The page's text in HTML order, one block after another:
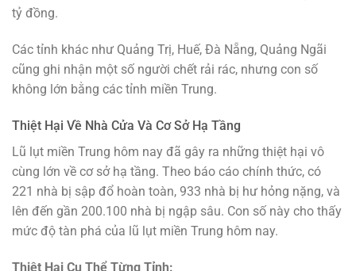
tỷ đồng.
Các tỉnh khác như Quảng Trị, Huế, Đà Nẵng, Quảng Ngãi
cũng ghi nhận một số người chết rải rác, nhưng con số
không lớn bằng các tỉnh miền Trung.
Thiệt Hại Về Nhà Cửa Và Cơ Sở Hạ Tầng
Lũ lụt miền Trung hôm nay đã gây ra những thiệt hại vô
cùng lớn về cơ sở hạ tầng. Theo báo cáo chính thức, có
221 nhà bị sập đổ hoàn toàn, 933 nhà bị hư hỏng nặng, và
lên đến gần 200.100 nhà bị ngập sâu. Con số này cho thấy
mức độ tàn phá của lũ lụt miền Trung hôm nay.
Thiệt Hại Cụ Thể Từng Tỉnh: